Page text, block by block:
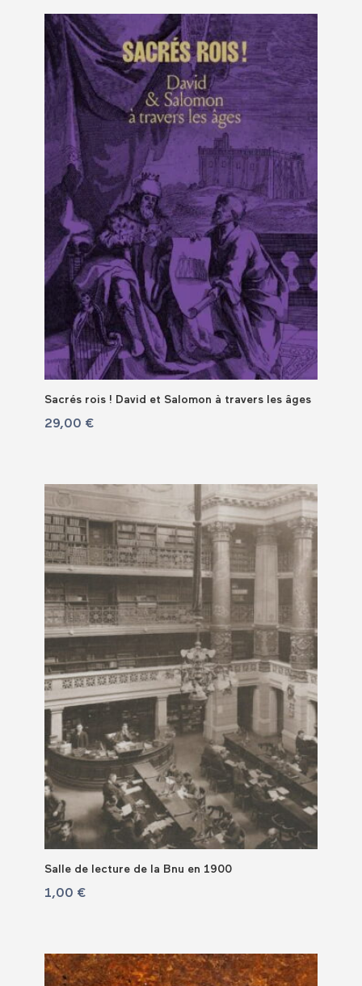
Sacrés rois ! David et Salomon à travers les âges
29,00 €
Salle de lecture de la Bnu en 1900
1,00 €